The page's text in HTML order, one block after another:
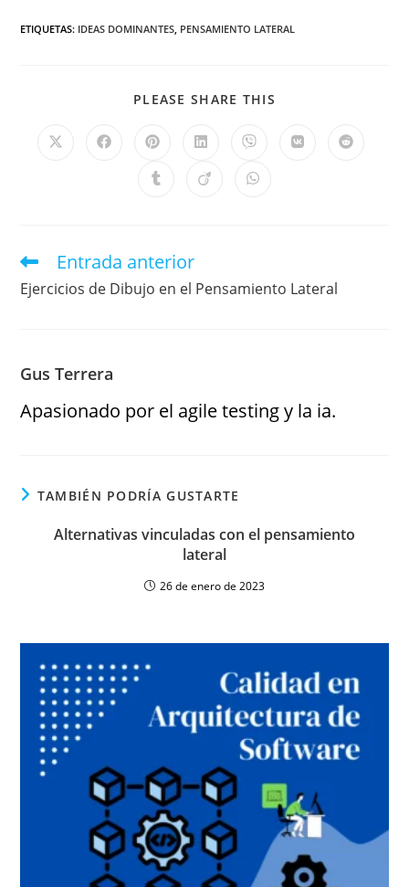
ETIQUETAS: IDEAS DOMINANTES, PENSAMIENTO LATERAL
PLEASE SHARE THIS
Entrada anterior
Ejercicios de Dibujo en el Pensamiento Lateral
Gus Terrera
Apasionado por el agile testing y la ia.
TAMBIÉN PODRÍA GUSTARTE
Alternativas vinculadas con el pensamiento
lateral
26 de enero de 2023